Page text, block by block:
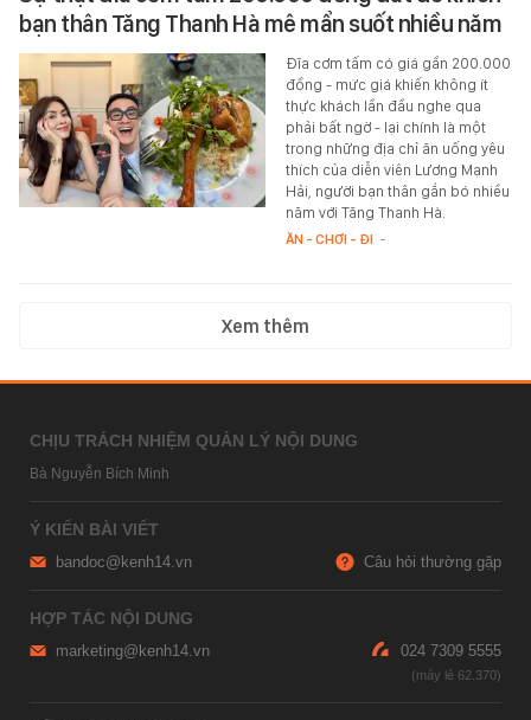
bạn thân Tăng Thanh Hà mê mẩn suốt nhiều năm
Đĩa cơm tấm có giá gần 200.000
đồng - mức giá khiến không ít
thực khách lần đầu nghe qua
phải bất ngờ - lại chính là một
trong những địa chỉ ăn uống yêu
thích của diễn viên Lương Mạnh
Hải, người bạn thân gắn bó nhiều
năm với Tăng Thanh Hà.
ĂN - CHƠI - ĐI -
Xem thêm
CHỊU TRÁCH NHIỆM QUẢN LÝ NỘI DUNG
Bà Nguyễn Bích Minh
Ý KIẾN BÀI VIẾT
bandoc@kenh14.vn Câu hỏi thường gặp
HỢP TÁC NỘI DUNG
marketing@kenh14.vn 024 7309 5555